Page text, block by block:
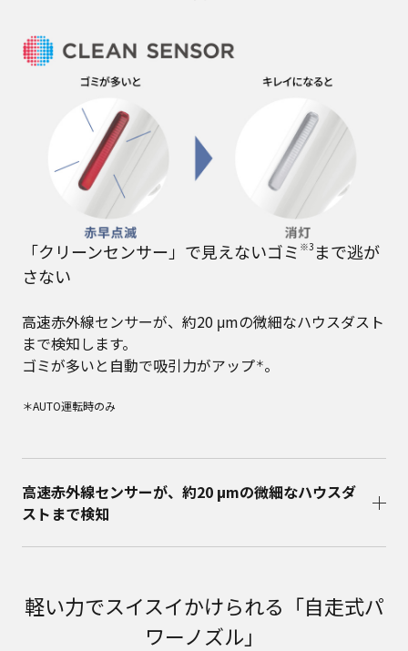
「クリーンセンサー」で見えないゴミ ※3 まで逃が
さない
高速赤外線センサーが、約20 μmの微細なハウスダスト
まで検知します。
ゴミが多いと自動で吸引力がアップ＊。
＊AUTO運転時のみ
高速赤外線センサーが、約20 μmの微細なハウスダ
ストまで検知
軽い力でスイスイかけられる「自走式パ
ワーノズル」